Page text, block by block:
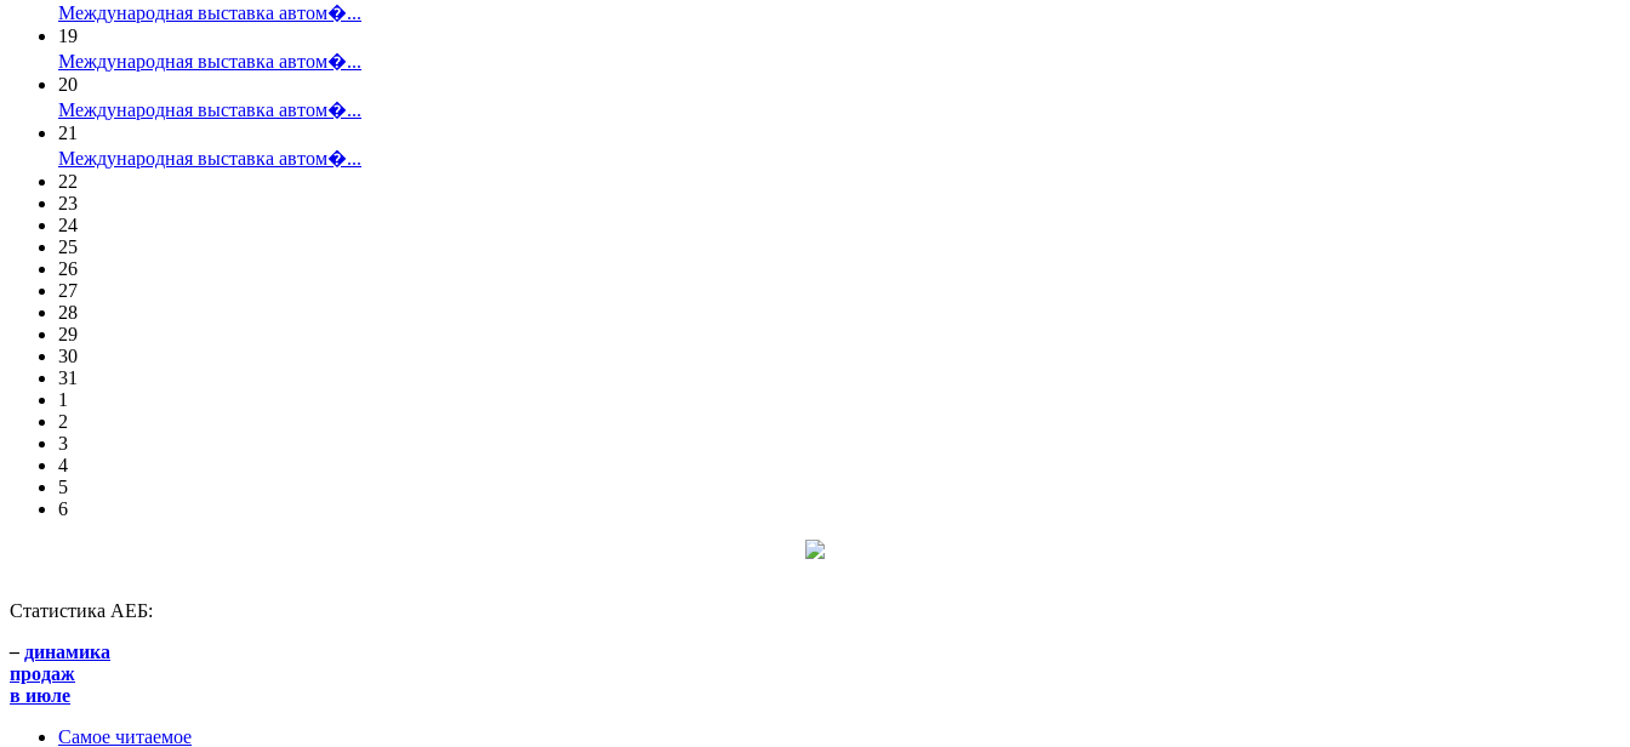
Международная выставка автом�...
19
Международная выставка автом�...
20
Международная выставка автом�...
21
Международная выставка автом�...
22
23
24
25
26
27
28
29
30
31
1
2
3
4
5
6
Статистика АЕБ:
– динамика
продаж
в июле
Самое читаемое